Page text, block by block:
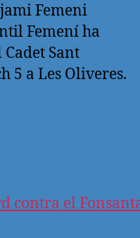
Femeni
Femení ha
Sant
5 a Les Oliveres.